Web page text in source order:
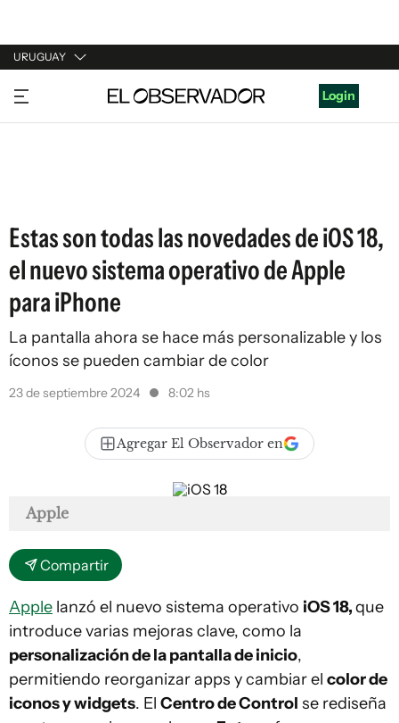
URUGUAY
URUGUAY
ARGENTINA
Login
Estas son todas las novedades de iOS 18,
el nuevo sistema operativo de Apple
para iPhone
La pantalla ahora se hace más personalizable y los
íconos se pueden cambiar de color
23 de septiembre 2024 8:02 hs
Agregar El Observador en
Apple
Compartir
Apple lanzó el nuevo sistema operativo iOS 18,que
introduce varias mejoras clave, como la
personalización de la pantalla de inicio,
permitiendo reorganizar apps y cambiar el color de
iconos y widgets. El Centro de Control se rediseña